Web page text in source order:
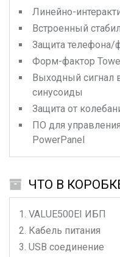
Линейно-
Встроенный
Защита
Форм-фактор
Выходный сигнал
синусоиды
Защита от
ПО для
PowerPanel
ЧТО В
VALUE500EI ИБП
Кабель питания
USB соединение